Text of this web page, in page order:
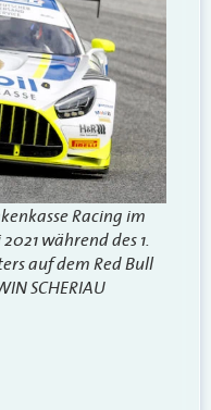
Racing im
während des 1.
auf dem Red Bull
SCHERIAU